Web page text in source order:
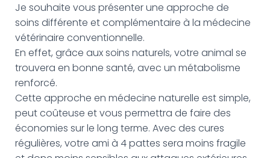
Je souhaite vous présenter une approche de
soins différente et complémentaire à la médecine
vétérinaire conventionnelle.
En effet, grâce aux soins naturels, votre animal se
trouvera en bonne santé, avec un métabolisme
renforcé.
Cette approche en médecine naturelle est simple,
peut coûteuse et vous permettra de faire des
économies sur le long terme. Avec des cures
régulières, votre ami à 4 pattes sera moins fragile